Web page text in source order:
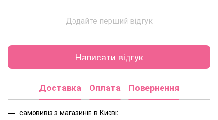
Додайте перший відгук
Написати відгук
Доставка Оплата Повернення
самовивіз з магазинів в Києві: